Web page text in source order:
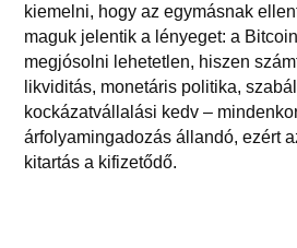
kiemelni, hogy az egymásnak
maguk jelentik a lényeget: a
megjósolni lehetetlen, hiszen
likviditás, monetáris politika,
kockázatvállalási kedv –
árfolyamingadozás állandó, ezért
kitartás a kifizetődő.